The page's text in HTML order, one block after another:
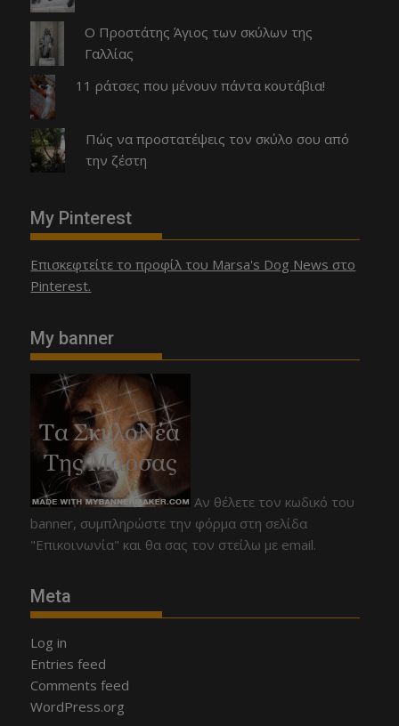
Ο Προστάτης Άγιος των σκύλων της
Γαλλίας
11 ράτσες που μένουν πάντα κουτάβια!
Πώς να προστατέψεις τον σκύλο σου από
την ζέστη
My Pinterest
Επισκεφτείτε το προφίλ του Marsa's Dog News στο
Pinterest.
My banner
Αν θέλετε τον κωδικό του
banner, συμπληρώστε την φόρμα στη σελίδα
"Επικοινωνία" και θα σας τον στείλω με email.
Meta
Log in
Entries feed
Comments feed
WordPress.org